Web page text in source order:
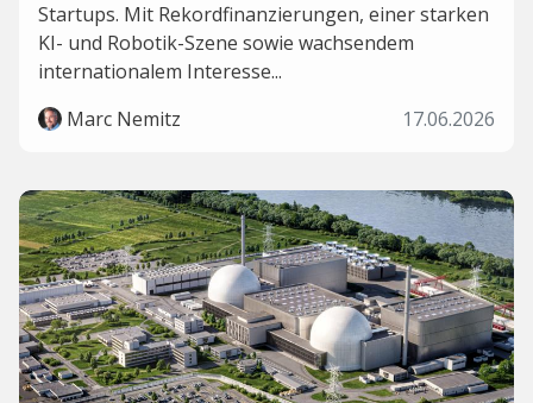
Startups. Mit Rekordfinanzierungen, einer starken
KI- und Robotik-Szene sowie wachsendem
internationalem Interesse...
Marc Nemitz
17.06.2026